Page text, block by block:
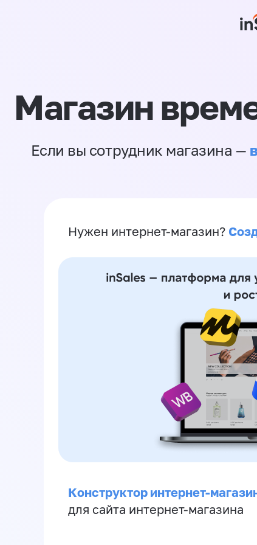
Магазин
Если вы сотрудник магазина —
Нужен интернет-магазин?
Конструктор интернет-
для сайта интернет-магазина